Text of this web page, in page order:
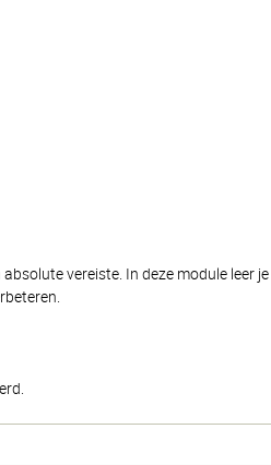
vereiste. In deze module leer